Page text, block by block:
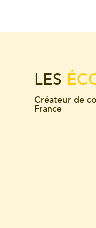
LES
Créateur de
France